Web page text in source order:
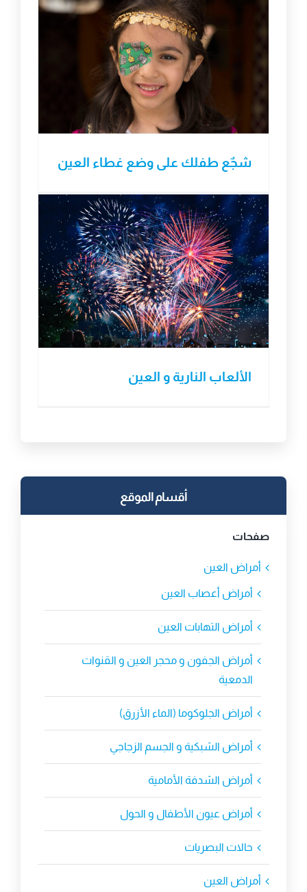
شجٌع طفلك على وضع غطاء العين
الألعاب النارية و العين
أقسام الموقع
صفحات
أمراض العين
أمراض أعصاب العين
أمراض التهابات العين
أمراض الجفون و محجر العين و القنوات
الدمعية
أمراض الجلوكوما (الماء الأزرق)
أمراض الشبكية و الجسم الزجاجي
أمراض الشدفة الأمامية
أمراض عيون الأطفال و الحول
حالات البصريات
أمراض العين